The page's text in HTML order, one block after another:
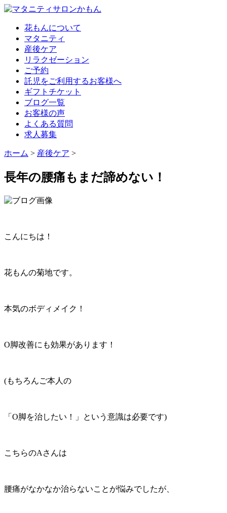
花もんについて
マタニティ
産後ケア
リラクゼーション
ご予約
託児をご利用するお客様へ
ギフトチケット
ブログ一覧
お客様の声
よくある質問
求人募集
ホーム > 産後ケア >
長年の腰痛もまだ諦めない！
こんにちは！
花もんの菊地です。
本気のボディメイク！
O脚改善にも効果があります！
(もちろんご本人の
「O脚を治したい！」という意識は必要です)
こちらのAさんは
腰痛がなかなか治らないことが悩みでしたが、